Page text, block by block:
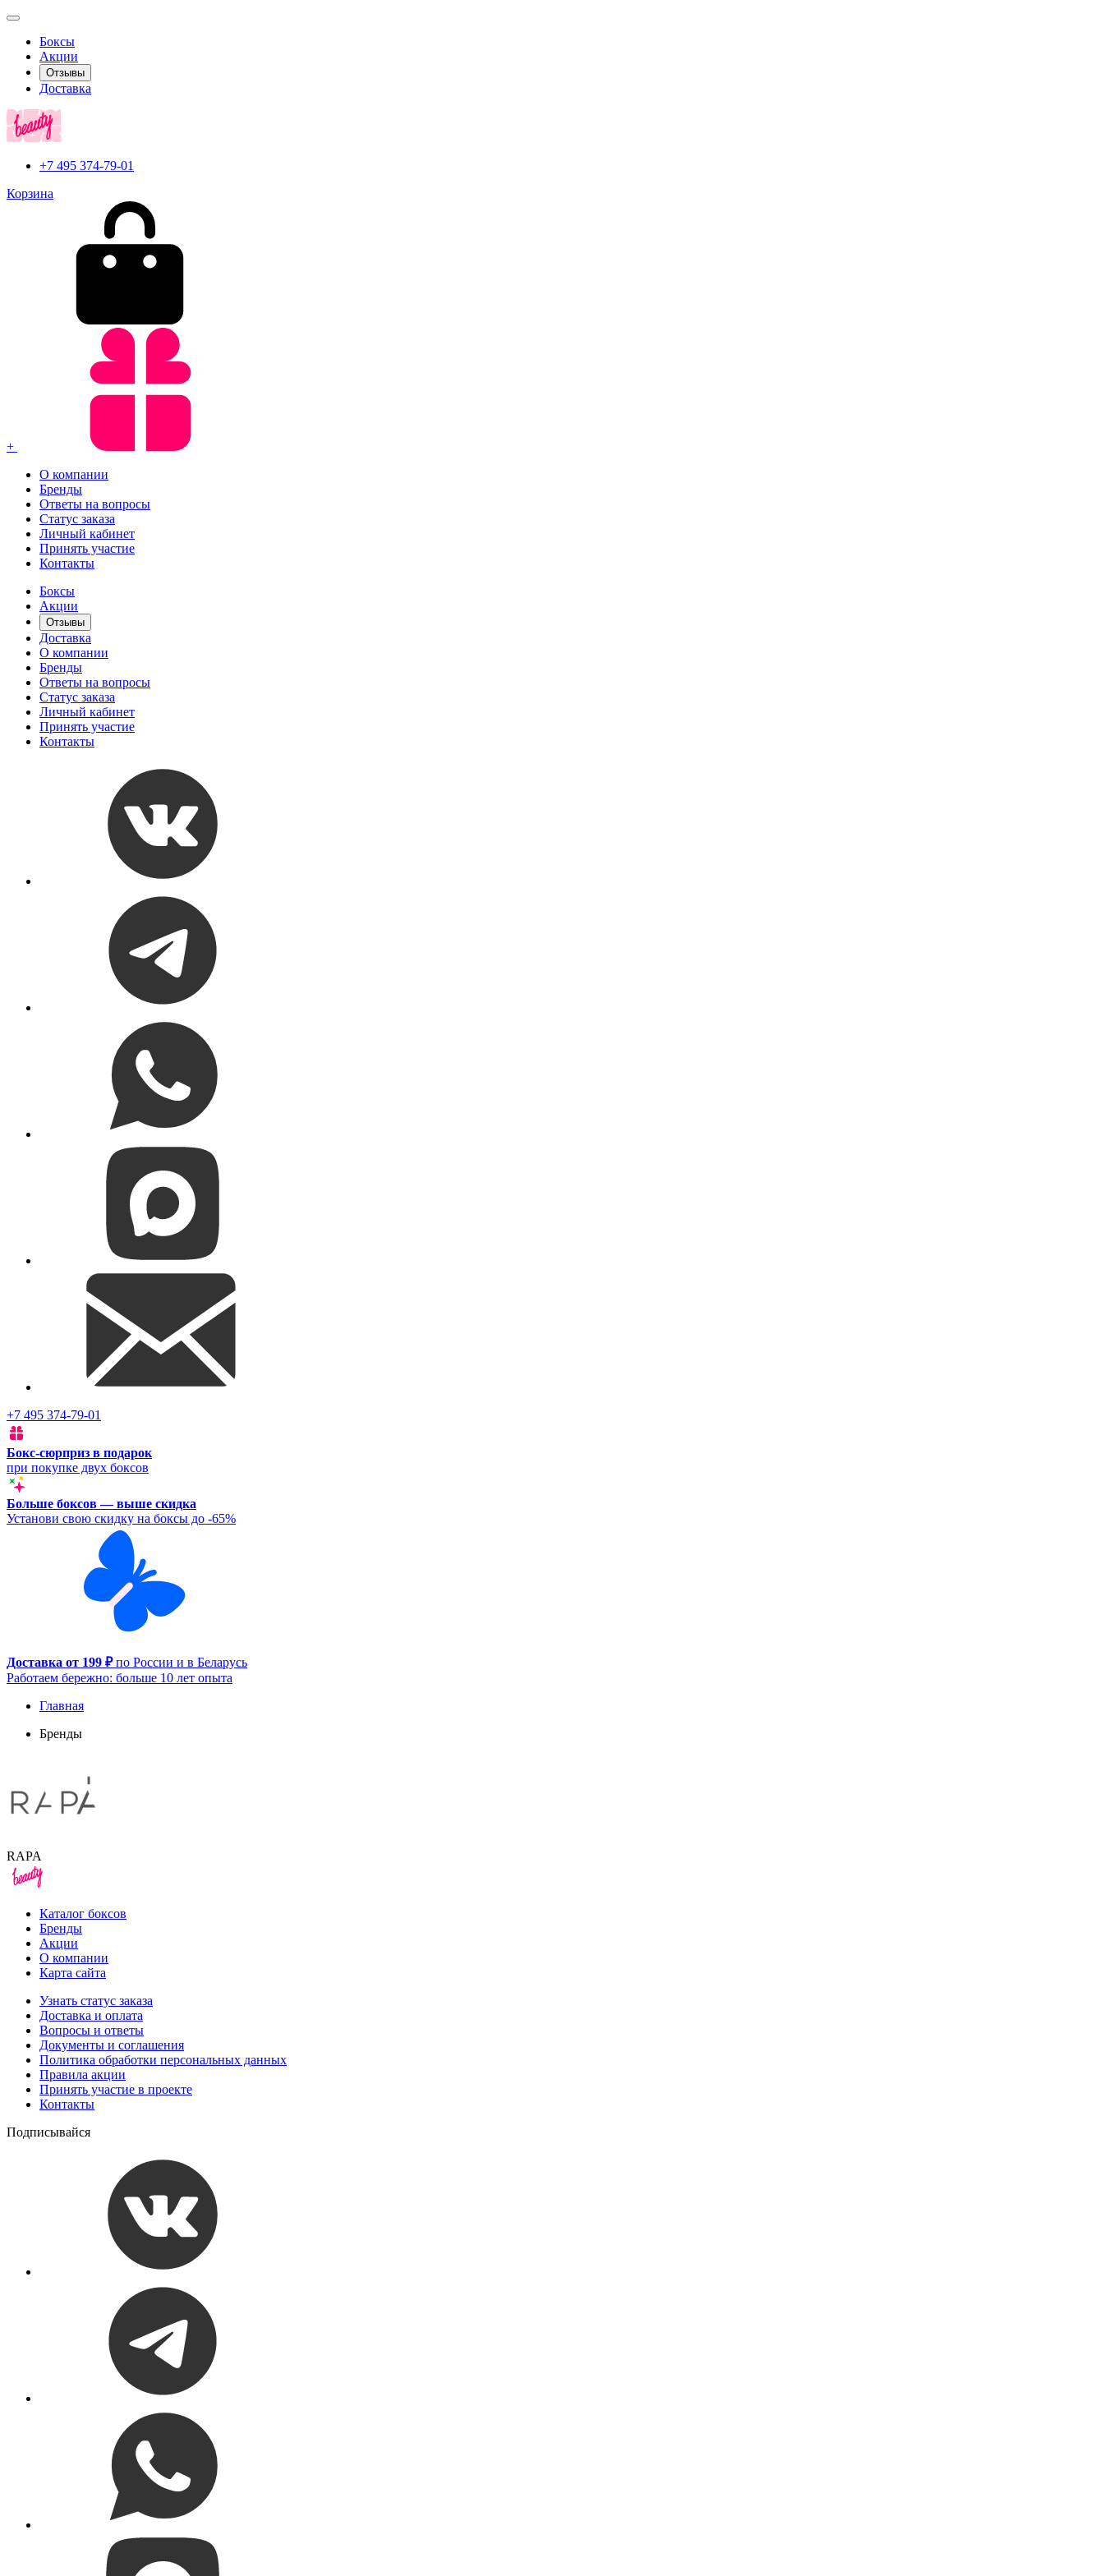
Боксы
Акции
Отзывы
Доставка
+7 495 374-79-01
Корзина
+
О компании
Бренды
Ответы на вопросы
Статус заказа
Личный кабинет
Принять участие
Контакты
Боксы
Акции
Отзывы
Доставка
О компании
Бренды
Ответы на вопросы
Статус заказа
Личный кабинет
Принять участие
Контакты
+7 495 374-79-01
Бокс-сюрприз в подарок
при покупке двух боксов
Больше боксов — выше скидка
Установи свою скидку на боксы до -65%
Доставка от 199 ₽по России и в Беларусь
Работаем бережно: больше 10 лет опыта
Главная
Бренды
RAPA
Каталог боксов
Бренды
Акции
О компании
Карта сайта
Узнать статус заказа
Доставка и оплата
Вопросы и ответы
Документы и соглашения
Политика обработки персональных данных
Правила акции
Принять участие в проекте
Контакты
Подписывайся